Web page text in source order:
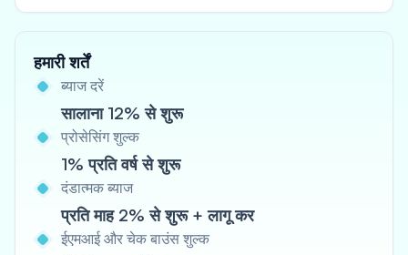
हमारी शर्तें
ब्याज दरें
सालाना 12% से शुरू
प्रोसेसिंग शुल्क
1% प्रति वर्ष से शुरू
दंडात्मक ब्याज
प्रति माह 2% से शुरू + लागू कर
ईएमआई और चेक बाउंस शुल्क